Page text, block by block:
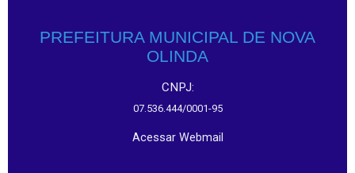
PREFEITURA MUNICIPAL DE NOVA
OLINDA
CNPJ:
07.536.444/0001-95
Acessar Webmail